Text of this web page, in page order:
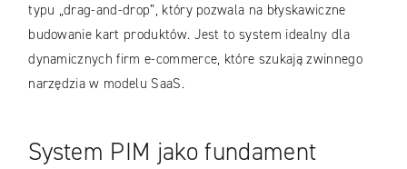
typu „drag-and-drop”, który pozwala na błyskawiczne
budowanie kart produktów. Jest to system idealny dla
dynamicznych firm e-commerce, które szukają zwinnego
narzędzia w modelu SaaS.
System PIM jako fundament